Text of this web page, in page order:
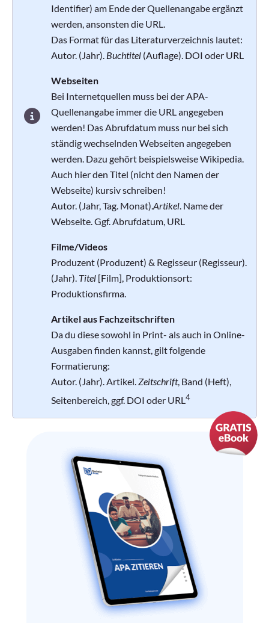
Identifier) am Ende der Quellenangabe ergänzt
werden, ansonsten die URL.
Das Format für das Literaturverzeichnis lautet:
Autor. (Jahr). Buchtitel (Auflage). DOI oder URL
Webseiten
Bei Internetquellen muss bei der APA-
Quellenangabe immer die URL angegeben
werden! Das Abrufdatum muss nur bei sich
ständig wechselnden Webseiten angegeben
werden. Dazu gehört beispielsweise Wikipedia.
Auch hier den Titel (nicht den Namen der
Webseite) kursiv schreiben!
Autor. (Jahr, Tag. Monat). Artikel . Name der
Webseite. Ggf. Abrufdatum, URL
Filme/Videos
Produzent (Produzent) & Regisseur (Regisseur).
(Jahr). Titel [Film], Produktionsort:
Produktionsfirma.
Artikel aus Fachzeitschriften
Da du diese sowohl in Print- als auch in Online-
Ausgaben finden kannst, gilt folgende
Formatierung:
Autor. (Jahr). Artikel. Zeitschrift, Band (Heft),
Seitenbereich, ggf. DOI oder URL4